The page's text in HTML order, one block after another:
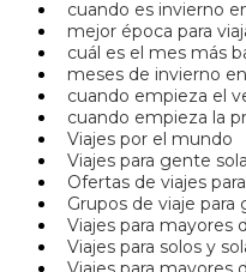
cuando es invierno
mejor época para
cuál es el mes más
meses de invierno
cuando empieza el
cuando empieza la
Viajes por el mundo
Viajes para gente
Ofertas de viajes
Grupos de viaje para
Viajes para mayores
Viajes para solos y